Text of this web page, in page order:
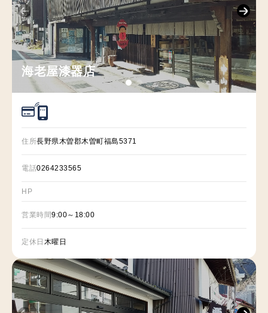
海老屋漆器店
PAY
住所長野県木曽郡木曽町福島5371
電話0264233565
HP
営業時間9:00～18:00
定休日 木曜日